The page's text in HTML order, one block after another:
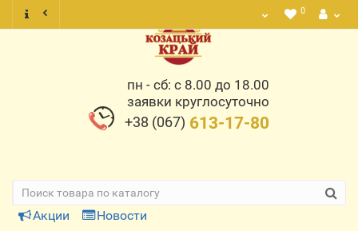
0
пн - сб: с 8.00 до 18.00
заявки круглосуточно
+38 (067) 613-17-80
Акции Новости